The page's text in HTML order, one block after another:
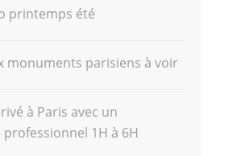
printemps été
monuments parisiens à voir
à Paris avec un
1H à 6H